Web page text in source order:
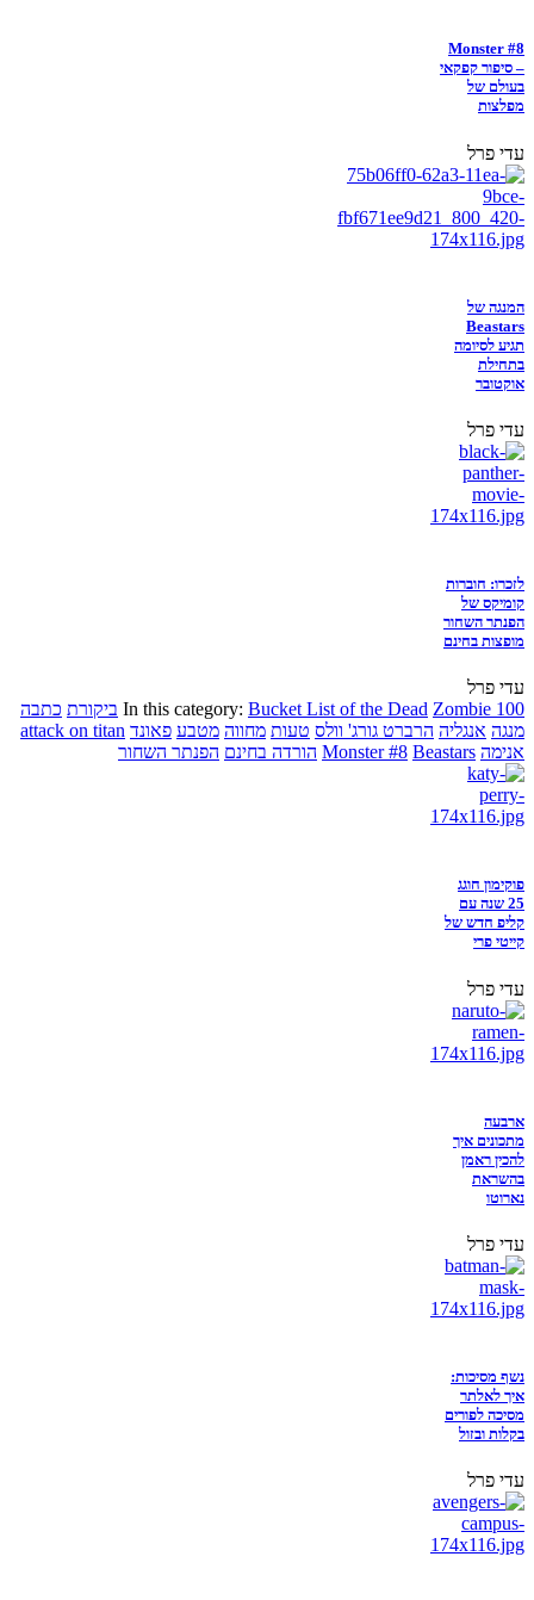
Monster #8
– סיפור קפקאי
בעולם של
מפלצות
עדי פרל
המנגה של
Beastars
תגיע לסיומה
בתחילת
אוקטובר
עדי פרל
לזכרו: חוברות
קומיקס של
הפנתר השחור
מופצות בחינם
עדי פרל
In this category: Bucket List of the Dead Zombie 100 ביקורת כתבה
מנגה אנגליה הרברט גורג' וולס טעות מחווה מטבע פאונד attack on titan
אנימה
Monster #8 Beastars הורדה בחינם הפנתר השחור
פוקימון חוגג
25 שנה עם
קליפ חדש של
קייטי פרי
עדי פרל
ארבעה
מתכונים איך
להכין ראמן
בהשראת
נארוטו
עדי פרל
נשף מסיכות:
איך לאלתר
מסיכה לפורים
בקלות ובזול
עדי פרל